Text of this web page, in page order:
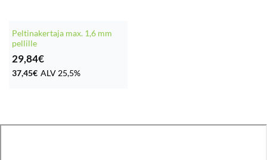
Peltinakertaja max. 1,6 mm
pellille
29,84€
37,45€ ALV 25,5%